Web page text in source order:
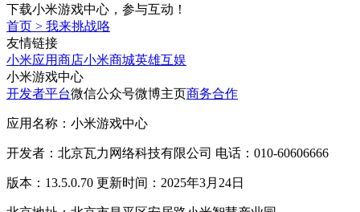
下载小米游戏中心，参与互动！
首页 > 我来挑战咯
友情链接
小米应用商店小米商城英雄互娱
小米游戏中心
开发者平台微信公众号微博主页商务合作
应用名称：小米游戏中心
开发者：北京瓦力网络科技有限公司 电话：010-60606666
版本：13.5.0.70 更新时间：2025年3月24日